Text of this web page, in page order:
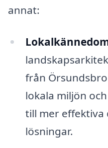
annat:
från
lokala miljön
till mer effektiva
lösningar.